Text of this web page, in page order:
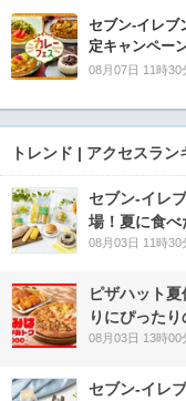
セブン‐イレ
定キャンペー
08月07日 11時30
トレンド | アクセスラン
セブン‐イレ
場！夏に食べ
08月03日 11時30
ピザハット
りにぴった
08月03日 13時00
セブン‐イレ